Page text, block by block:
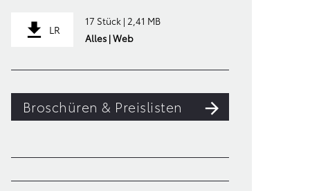
LR
17 Stück | 2,41 MB
Alles | Web
Broschüren & Preislisten